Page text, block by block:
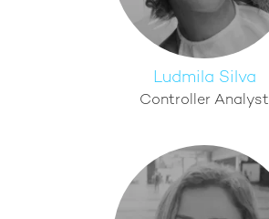
Ludmila Silva
Controller Analyst